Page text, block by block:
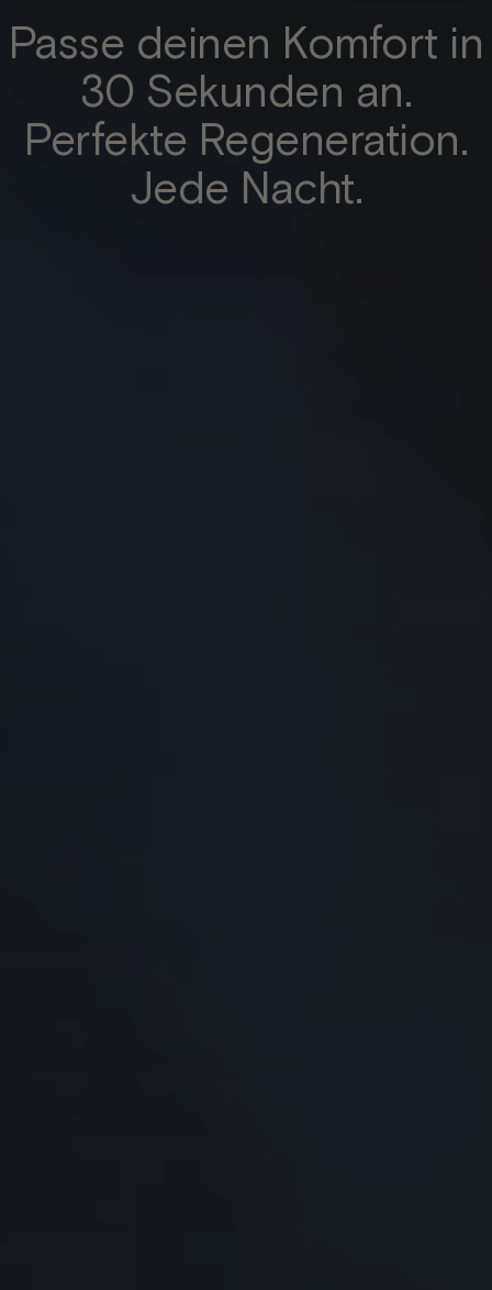
Passe deinen Komfort in
30 Sekunden an.
Perfekte Regeneration.
Jede Nacht.